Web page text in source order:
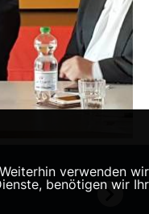
verwenden
benötigen wir